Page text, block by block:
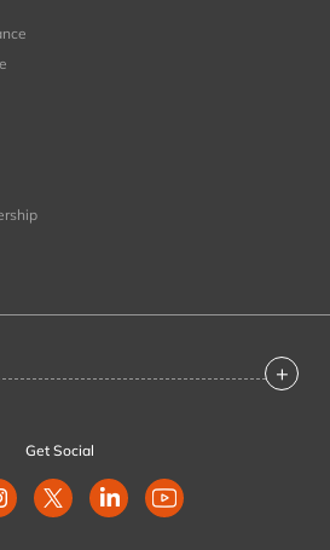
+
Get Social